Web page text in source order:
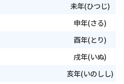
未年(ひつじ)
申年(さる)
酉年(とり)
戌年(いぬ)
亥年(いのしし)